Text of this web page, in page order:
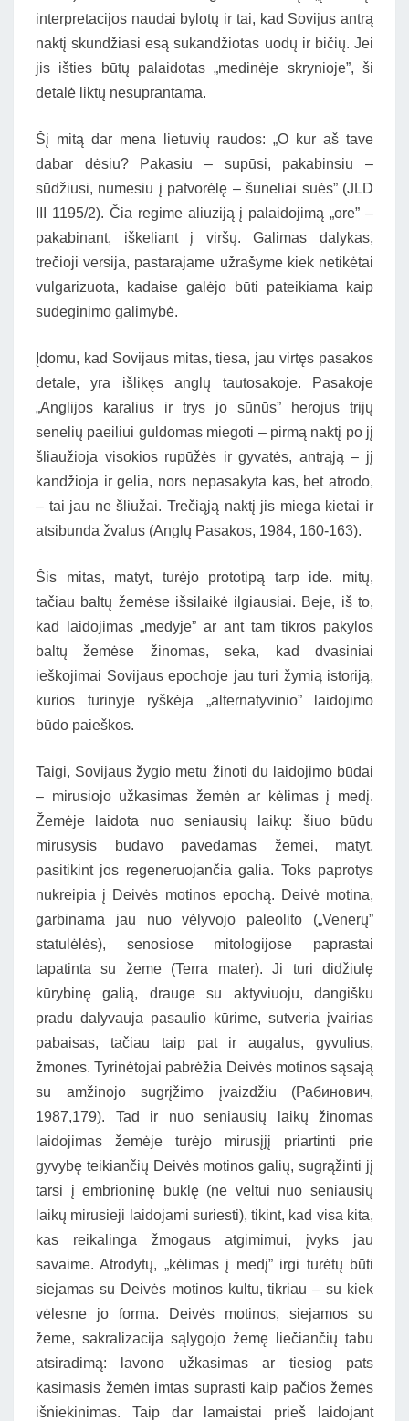
interpretacijos naudai bylotų ir tai, kad Sovijus antrą
naktį skundžiasi esą sukandžiotas uodų ir bičių. Jei
jis išties būtų palaidotas „medinėje skrynioje”, ši
detalė liktų nesuprantama.
Šį mitą dar mena lietuvių raudos: „O kur aš tave
dabar dėsiu? Pakasiu – supūsi, pakabinsiu –
sūdžiusi, numesiu į patvorėlę – šuneliai suės” (JLD
III 1195/2). Čia regime aliuziją į palaidojimą „ore” –
pakabinant, iškeliant į viršų. Galimas dalykas,
trečioji versija, pastarajame užrašyme kiek netikėtai
vulgarizuota, kadaise galėjo būti pateikiama kaip
sudeginimo galimybė.
Įdomu, kad Sovijaus mitas, tiesa, jau virtęs pasakos
detale, yra išlikęs anglų tautosakoje. Pasakoje
„Anglijos karalius ir trys jo sūnūs” herojus trijų
senelių paeiliui guldomas miegoti – pirmą naktį po jį
šliaužioja visokios rupūžės ir gyvatės, antrąją – jį
kandžioja ir gelia, nors nepasakyta kas, bet atrodo,
– tai jau ne šliužai. Trečiąją naktį jis miega kietai ir
atsibunda žvalus (Anglų Pasakos, 1984, 160-163).
Šis mitas, matyt, turėjo prototipą tarp ide. mitų,
tačiau baltų žemėse išsilaikė ilgiausiai. Beje, iš to,
kad laidojimas „medyje” ar ant tam tikros pakylos
baltų žemėse žinomas, seka, kad dvasiniai
ieškojimai Sovijaus epochoje jau turi žymią istoriją,
kurios turinyje ryškėja „alternatyvinio” laidojimo
būdo paieškos.
Taigi, Sovijaus žygio metu žinoti du laidojimo būdai
– mirusiojo užkasimas žemėn ar kėlimas į medį.
Žemėje laidota nuo seniausių laikų: šiuo būdu
mirusysis būdavo pavedamas žemei, matyt,
pasitikint jos regeneruojančia galia. Toks paprotys
nukreipia į Deivės motinos epochą. Deivė motina,
garbinama jau nuo vėlyvojo paleolito („Venerų”
statulėlės), senosiose mitologijose paprastai
tapatinta su žeme (Terra mater). Ji turi didžiulę
kūrybinę galią, drauge su aktyviuoju, dangišku
pradu dalyvauja pasaulio kūrime, sutveria įvairias
pabaisas, tačiau taip pat ir augalus, gyvulius,
žmones. Tyrinėtojai pabrėžia Deivės motinos sąsają
su amžinojo sugrįžimo įvaizdžiu (Рабинович,
1987,179). Tad ir nuo seniausių laikų žinomas
laidojimas žemėje turėjo mirusįjį priartinti prie
gyvybę teikiančių Deivės motinos galių, sugrąžinti jį
tarsi į embrioninę būklę (ne veltui nuo seniausių
laikų mirusieji laidojami suriesti), tikint, kad visa kita,
kas reikalinga žmogaus atgimimui, įvyks jau
savaime. Atrodytų, „kėlimas į medį” irgi turėtų būti
siejamas su Deivės motinos kultu, tikriau – su kiek
vėlesne jo forma. Deivės motinos, siejamos su
žeme, sakralizacija sąlygojo žemę liečiančių tabu
atsiradimą: lavono užkasimas ar tiesiog pats
kasimasis žemėn imtas suprasti kaip pačios žemės
išniekinimas. Taip dar lamaistai prieš laidojant